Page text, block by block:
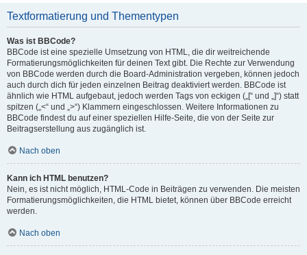
Textformatierung und Thementypen
Was ist BBCode?
BBCode ist eine spezielle Umsetzung von HTML, die dir weitreichende
Formatierungsmöglichkeiten für deinen Text gibt. Die Rechte zur Verwendung
von BBCode werden durch die Board-Administration vergeben, können jedoch
auch durch dich für jeden einzelnen Beitrag deaktiviert werden. BBCode ist
ähnlich wie HTML aufgebaut, jedoch werden Tags von eckigen („[“ und „]“) statt
spitzen („<“ und „>“) Klammern eingeschlossen. Weitere Informationen zu
BBCode findest du auf einer speziellen Hilfe-Seite, die von der Seite zur
Beitragserstellung aus zugänglich ist.
Nach oben
Kann ich HTML benutzen?
Nein, es ist nicht möglich, HTML-Code in Beiträgen zu verwenden. Die meisten
Formatierungsmöglichkeiten, die HTML bietet, können über BBCode erreicht
werden.
Nach oben